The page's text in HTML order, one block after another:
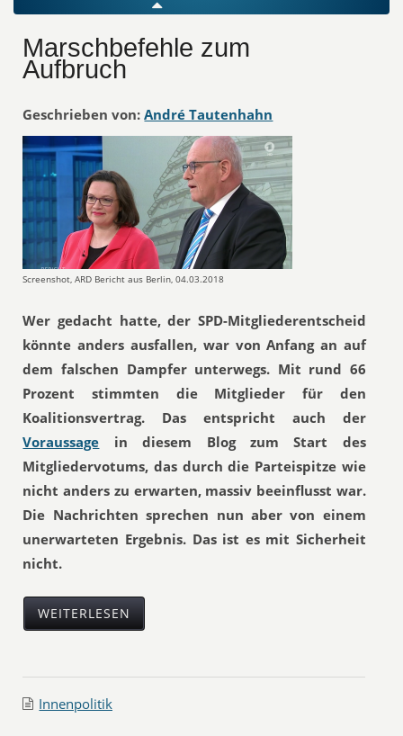
Marschbefehle zum
Aufbruch
Geschrieben von: André Tautenhahn
Screenshot, ARD Bericht aus Berlin, 04.03.2018
Wer gedacht hatte, der SPD-Mitgliederentscheid
könnte anders ausfallen, war von Anfang an auf
dem falschen Dampfer unterwegs. Mit rund 66
Prozent stimmten die Mitglieder für den
Koalitionsvertrag. Das entspricht auch der
Voraussage in diesem Blog zum Start des
Mitgliedervotums, das durch die Parteispitze wie
nicht anders zu erwarten, massiv beeinflusst war.
Die Nachrichten sprechen nun aber von einem
unerwarteten Ergebnis. Das ist es mit Sicherheit
nicht.
WEITERLESEN
Innenpolitik